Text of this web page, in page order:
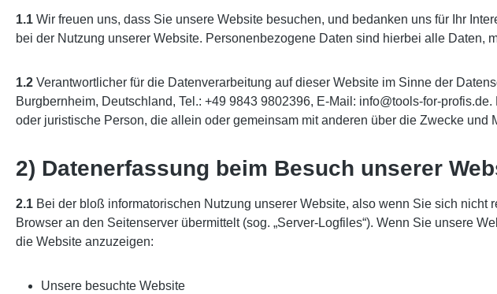
1.1 Wir freuen uns, dass Sie unsere Website besuchen, und bedanken uns für Ihr
bei der Nutzung unserer Website. Personenbezogene Daten sind hierbei alle Daten,
1.2 Verantwortlicher für die Datenverarbeitung auf dieser Website im Sinne der
Burgbernheim, Deutschland, Tel.: +49 9843 9802396, E-Mail: info@tools-for-
oder juristische Person, die allein oder gemeinsam mit anderen über die Zwecke
2) Datenerfassung beim Besuch unserer
2.1 Bei der bloß informatorischen Nutzung unserer Website, also wenn Sie sich
Browser an den Seitenserver übermittelt (sog. „Server-Logfiles“). Wenn Sie unsere
die Website anzuzeigen:
Unsere besuchte Website